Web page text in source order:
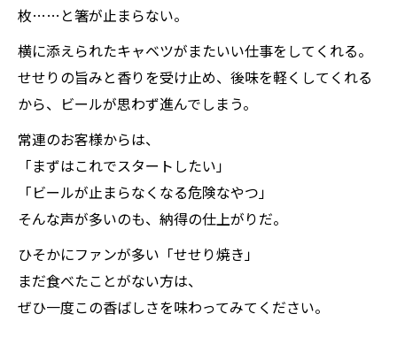
枚……と箸が止まらない。
横に添えられたキャベツがまたいい仕事をしてくれる。
せせりの旨みと香りを受け止め、後味を軽くしてくれる
から、ビールが思わず進んでしまう。
常連のお客様からは、
「まずはこれでスタートしたい」
「ビールが止まらなくなる危険なやつ」
そんな声が多いのも、納得の仕上がりだ。
ひそかにファンが多い「せせり焼き」
まだ食べたことがない方は、
ぜひ一度この香ばしさを味わってみてください。